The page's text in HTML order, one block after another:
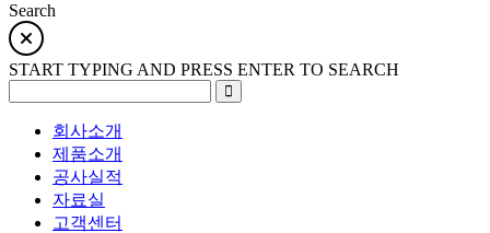
Search
START TYPING AND PRESS ENTER TO SEARCH
회사소개
제품소개
공사실적
자료실
고객센터